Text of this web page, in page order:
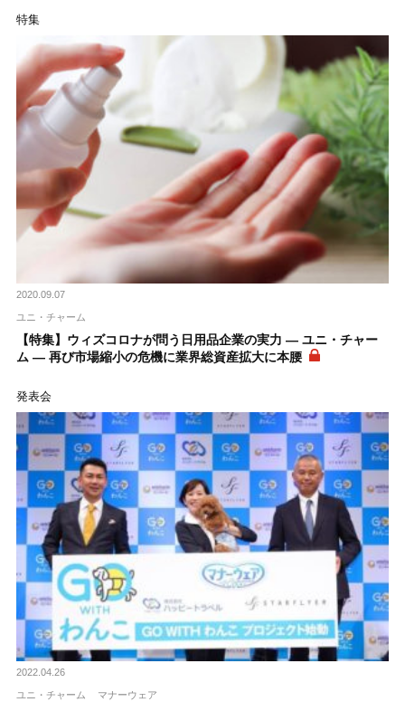
特集
2020.09.07
ユニ・チャーム
【特集】ウィズコロナが問う日用品企業の実力 ― ユニ・チャー
ム ― 再び市場縮小の危機に業界総資産拡大に本腰
発表会
2022.04.26
ユニ・チャーム マナーウェア